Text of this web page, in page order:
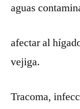
aguas
afectar al
vejiga.
Tracoma,